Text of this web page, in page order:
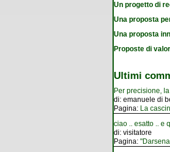
Un progetto di
Una proposta
Una proposta
Proposte di
Ultimi
Per precisione,
di: emanuele di
Pagina: La
ciao .. esatto .. e
di: visitatore
Pagina: